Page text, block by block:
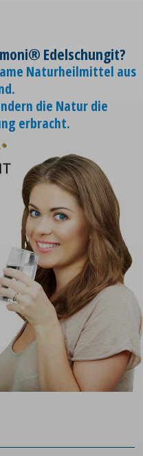
Edelschungit?
Naturheilmittel aus
die Natur die
erbracht.